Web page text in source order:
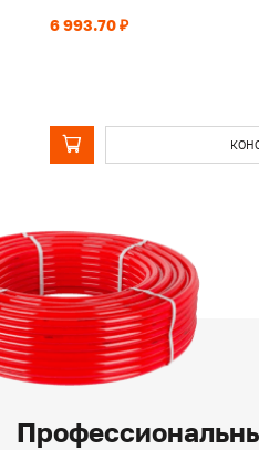
6 993.70 ₽